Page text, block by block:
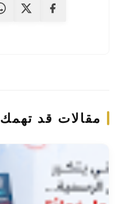
مقالات قد تهمك